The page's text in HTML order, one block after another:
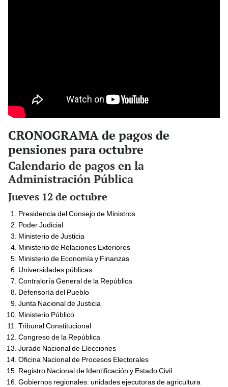
CRONOGRAMA de pagos de
pensiones para octubre
Calendario de pagos en la
Administración Pública
Jueves 12 de octubre
Presidencia del Consejo de Ministros
Poder Judicial
Ministerio de Justicia
Ministerio de Relaciones Exteriores
Ministerio de Economía y Finanzas
Universidades públicas
Contraloría General de la República
Defensoría del Pueblo
Junta Nacional de Justicia
Ministerio Público
Tribunal Constitucional
Congreso de la República
Jurado Nacional de Elecciones
Oficina Nacional de Procesos Electorales
Registro Nacional de Identificación y Estado Civil
Gobiernos regionales: unidades ejecutoras de agricultura